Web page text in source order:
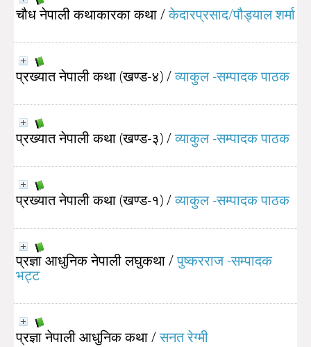
चौध नेपाली कथाकारका कथा/केदारप्रसाद/पौड्याल शर्मा
प्रख्यात नेपाली कथा (खण्ड-४)/व्याकुल -सम्पादक पाठक
प्रख्यात नेपाली कथा (खण्ड-३)/व्याकुल -सम्पादक पाठक
प्रख्यात नेपाली कथा (खण्ड-१)/व्याकुल -सम्पादक पाठक
प्रज्ञा आधुनिक नेपाली लघुकथा/पुष्करराज -सम्पादक
भट्ट
प्रज्ञा नेपाली आधुनिक कथा/सनत रेग्मी